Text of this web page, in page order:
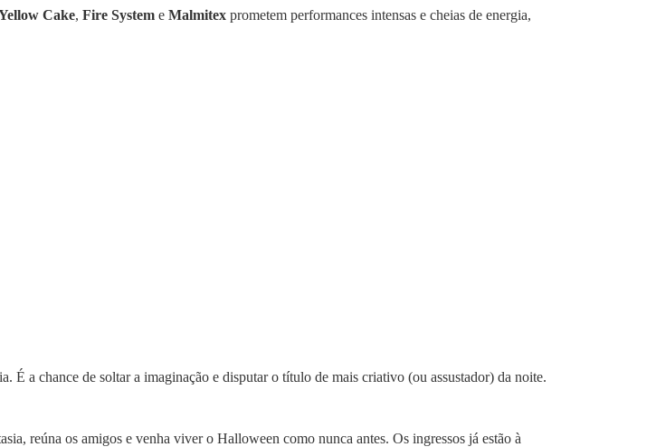
Cake, Fire System e Malmitex prometem performances intensas e cheias de energia,
É a chance de soltar a imaginação e disputar o título de mais criativo (ou assustador) da noite.
reúna os amigos e venha viver o Halloween como nunca antes. Os ingressos já estão à